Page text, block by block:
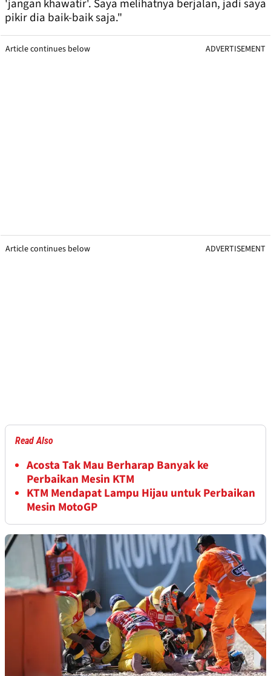
'jangan khawatir'. Saya melihatnya berjalan, jadi saya
pikir dia baik-baik saja."
Article continues below ADVERTISEMENT
Article continues below ADVERTISEMENT
Read Also
Acosta Tak Mau Berharap Banyak ke
Perbaikan Mesin KTM
KTM Mendapat Lampu Hijau untuk Perbaikan
Mesin MotoGP